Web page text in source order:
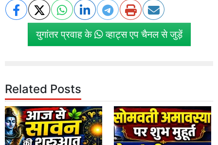
युगांतर प्रवाह के व्हाट्स एप चैनल से जुड़ें
Related Posts